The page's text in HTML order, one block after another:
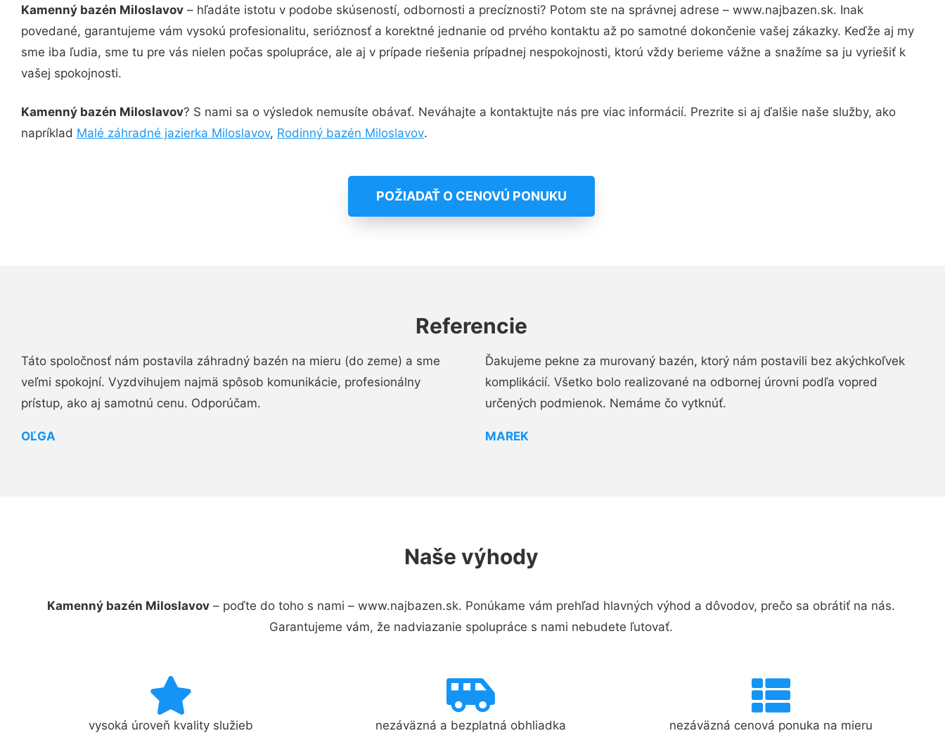
Kamenný bazén Miloslavov – hľadáte istotu v podobe skúseností, odbornosti a precíznosti? Potom ste na správnej adrese – www.najbazen.sk. Inak
povedané, garantujeme vám vysokú profesionalitu, serióznosť a korektné jednanie od prvého kontaktu až po samotné dokončenie vašej zákazky. Keďže aj my
sme iba ľudia, sme tu pre vás nielen počas spolupráce, ale aj v prípade riešenia prípadnej nespokojnosti, ktorú vždy berieme vážne a snažíme sa ju vyriešiť k
vašej spokojnosti.
Kamenný bazén Miloslavov? S nami sa o výsledok nemusíte obávať. Neváhajte a kontaktujte nás pre viac informácií. Prezrite si aj ďalšie naše služby, ako
napríklad Malé záhradné jazierka Miloslavov, Rodinný bazén Miloslavov.
POŽIADAŤ O CENOVÚ PONUKU
Referencie
Táto spoločnosť nám postavila záhradný bazén na mieru (do zeme) a sme
veľmi spokojní. Vyzdvihujem najmä spôsob komunikácie, profesionálny
prístup, ako aj samotnú cenu. Odporúčam.
OĽGA
Ďakujeme pekne za murovaný bazén, ktorý nám postavili bez akýchkoľvek
komplikácií. Všetko bolo realizované na odbornej úrovni podľa vopred
určených podmienok. Nemáme čo vytknúť.
MAREK
Naše výhody
Kamenný bazén Miloslavov – poďte do toho s nami – www.najbazen.sk. Ponúkame vám prehľad hlavných výhod a dôvodov, prečo sa obrátiť na nás.
Garantujeme vám, že nadviazanie spolupráce s nami nebudete ľutovať.
vysoká úroveň kvality služieb nezáväzná a bezplatná obhliadka nezáväzná cenová ponuka na mieru